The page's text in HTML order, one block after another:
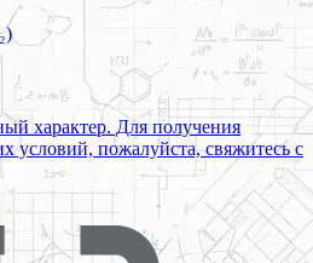
характер. Для получения
условий, пожалуйста, свяжитесь с